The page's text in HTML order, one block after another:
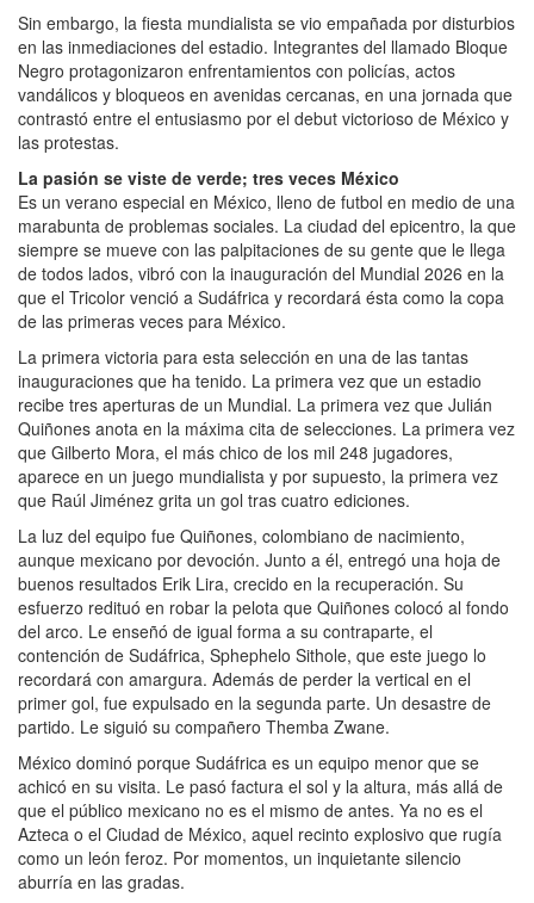
Sin embargo, la fiesta mundialista se vio empañada por disturbios
en las inmediaciones del estadio. Integrantes del llamado Bloque
Negro protagonizaron enfrentamientos con policías, actos
vandálicos y bloqueos en avenidas cercanas, en una jornada que
contrastó entre el entusiasmo por el debut victorioso de México y
las protestas.
La pasión se viste de verde; tres veces México
Es un verano especial en México, lleno de futbol en medio de una
marabunta de problemas sociales. La ciudad del epicentro, la que
siempre se mueve con las palpitaciones de su gente que le llega
de todos lados, vibró con la inauguración del Mundial 2026 en la
que el Tricolor venció a Sudáfrica y recordará ésta como la copa
de las primeras veces para México.
La primera victoria para esta selección en una de las tantas
inauguraciones que ha tenido. La primera vez que un estadio
recibe tres aperturas de un Mundial. La primera vez que Julián
Quiñones anota en la máxima cita de selecciones. La primera vez
que Gilberto Mora, el más chico de los mil 248 jugadores,
aparece en un juego mundialista y por supuesto, la primera vez
que Raúl Jiménez grita un gol tras cuatro ediciones.
La luz del equipo fue Quiñones, colombiano de nacimiento,
aunque mexicano por devoción. Junto a él, entregó una hoja de
buenos resultados Erik Lira, crecido en la recuperación. Su
esfuerzo redituó en robar la pelota que Quiñones colocó al fondo
del arco. Le enseñó de igual forma a su contraparte, el
contención de Sudáfrica, Sphephelo Sithole, que este juego lo
recordará con amargura. Además de perder la vertical en el
primer gol, fue expulsado en la segunda parte. Un desastre de
partido. Le siguió su compañero Themba Zwane.
México dominó porque Sudáfrica es un equipo menor que se
achicó en su visita. Le pasó factura el sol y la altura, más allá de
que el público mexicano no es el mismo de antes. Ya no es el
Azteca o el Ciudad de México, aquel recinto explosivo que rugía
como un león feroz. Por momentos, un inquietante silencio
aburría en las gradas.